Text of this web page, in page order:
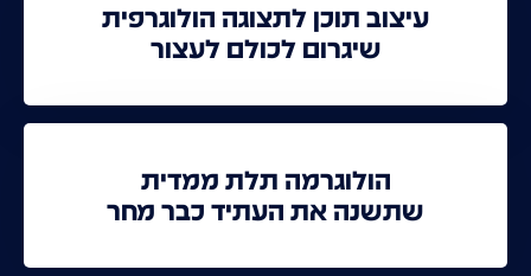
עיצוב תוכן לתצוגה הולוגרפית
שיגרום לכולם לעצור
הולוגרמה תלת ממדית
שתשנה את העתיד כבר מחר